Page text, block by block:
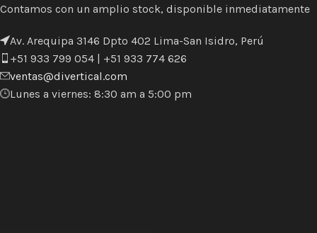
Contamos con un amplio stock, disponible inmediatamente
Av. Arequipa 3146 Dpto 402 Lima-San Isidro, Perú
+51 933 799 054 | +51 933 774 626
ventas@divertical.com
Lunes a viernes: 8:30 am a 5:00 pm